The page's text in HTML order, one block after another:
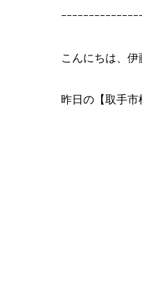
ｰｰｰｰｰｰｰｰｰｰｰｰｰ
こんにちは、伊
昨日の【取手